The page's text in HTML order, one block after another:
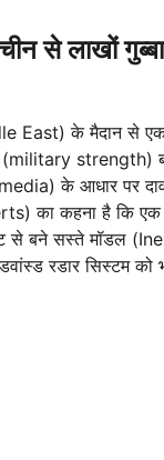
से लाखों
East) के मैदान से
strength)
के आधार पर
का कहना है कि
से बने सस्ते मॉडल
रडार सिस्टम